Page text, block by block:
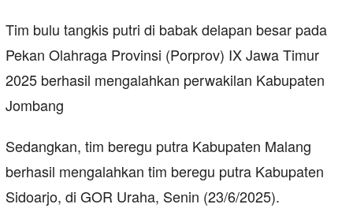
Tim bulu tangkis putri di babak delapan besar pada
Pekan Olahraga Provinsi (Porprov) IX Jawa Timur
2025 berhasil mengalahkan perwakilan Kabupaten
Jombang
Sedangkan, tim beregu putra Kabupaten Malang
berhasil mengalahkan tim beregu putra Kabupaten
Sidoarjo, di GOR Uraha, Senin (23/6/2025).